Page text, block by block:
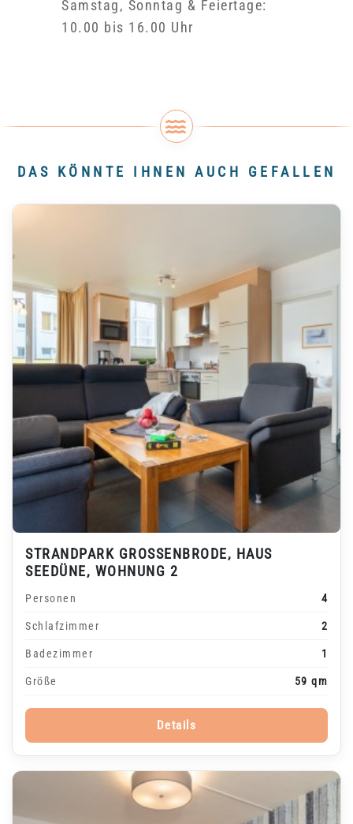
Samstag, Sonntag & Feiertage:
10.00 bis 16.00 Uhr
DAS KÖNNTE IHNEN AUCH GEFALLEN
STRANDPARK GROSSENBRODE, HAUS S
EEDÜNE, WOHNUNG 2
Personen 4
Schlafzimmer 2
Badezimmer 1
Größe 59 qm
Details